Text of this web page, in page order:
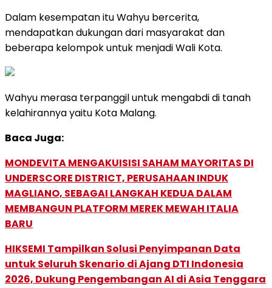
Dalam kesempatan itu Wahyu bercerita,
mendapatkan dukungan dari masyarakat dan
beberapa kelompok untuk menjadi Wali Kota.
Wahyu merasa terpanggil untuk mengabdi di tanah
kelahirannya yaitu Kota Malang.
Baca Juga:
MONDEVITA MENGAKUISISI SAHAM MAYORITAS DI
UNDERSCORE DISTRICT, PERUSAHAAN INDUK
MAGLIANO, SEBAGAI LANGKAH KEDUA DALAM
MEMBANGUN PLATFORM MEREK MEWAH ITALIA
BARU
HIKSEMI Tampilkan Solusi Penyimpanan Data
untuk Seluruh Skenario di Ajang DTI Indonesia
2026, Dukung Pengembangan AI di Asia Tenggara